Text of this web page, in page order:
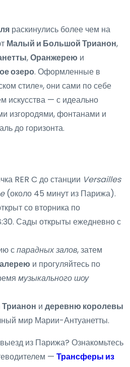
раскинулись более чем на
Малый и Большой Трианон,
,Оранжерею и
озеро. Оформленные в
стиле», они сами по себе
искусства — с идеально
изгородями, фонтанами и
до горизонта.
RER C до станции Versailles
(около 45 минут из Парижа).
со вторника по
Сады открыты ежедневно с
спарадных залов, затем
и прогуляйтесь по
музыкального шоу
и деревню королевы
мир Марии-Антуанетты.
из Парижа? Ознакомьтесь
— Трансферы из